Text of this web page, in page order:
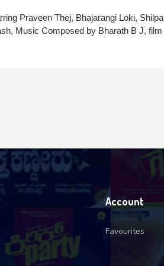
Praveen Thej, Bhajarangi Loki, Shilpa
Music Composed by Bharath B J, film
Account
Favourites
Login With Google